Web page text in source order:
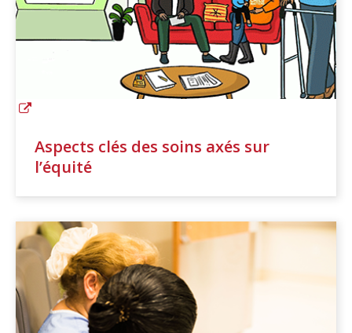
Aspects clés des soins axés sur
l’équité